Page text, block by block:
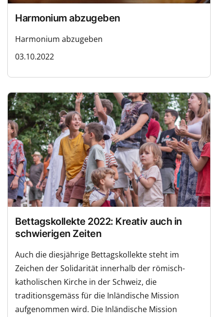
Harmonium abzugeben
Harmonium abzugeben
03.10.2022
Bettagskollekte 2022: Kreativ auch in
schwierigen Zeiten
Auch die diesjährige Bettagskollekte steht im
Zeichen der Solidarität innerhalb der römisch-
katholischen Kirche in der Schweiz, die
traditionsgemäss für die Inländische Mission
aufgenommen wird. Die Inländische Mission